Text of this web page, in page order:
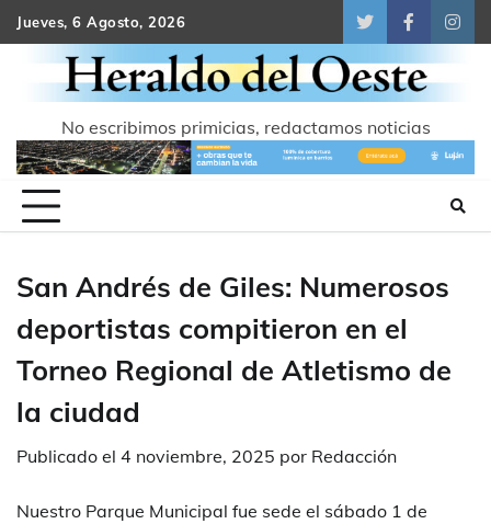
Skip
to
content
Jueves, 6 Agosto, 2026
TwitterFacebook
No escribimos primicias, redactamos noticias
San Andrés de Giles: Numerosos
deportistas compitieron en el
Torneo Regional de Atletismo de
la ciudad
Publicado el 4 noviembre, 2025 por Redacción
Nuestro Parque Municipal fue sede el sábado 1 de